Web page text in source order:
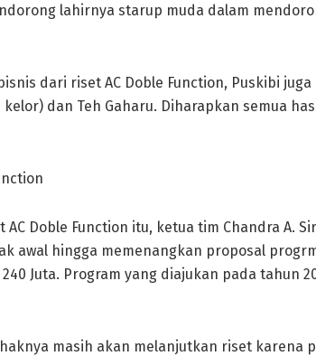
lahirnya starup muda dalam
dari riset AC Doble Function, Puskibi
dan Teh Gaharu. Diharapkan semua
AC Doble Function itu, ketua tim Chandra A.
awal hingga memenangkan proposal
Juta. Program yang diajukan pada tahun
masih akan melanjutkan riset karena